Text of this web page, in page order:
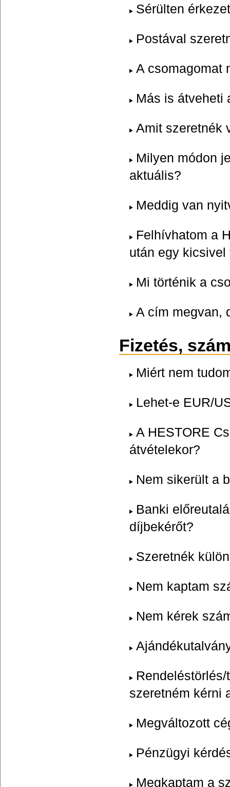
Sérülten
Postával
A csomagomat
Más is átveheti
Amit szeretnék
Milyen módon
aktuális?
Meddig van
Felhívhatom a
után egy
Mi történik a
A cím megvan,
Fizetés,
Miért nem
Lehet-e EUR/
A HESTORE
átvételekor?
Nem sikerült a
Banki
díjbekérőt?
Szeretnék
Nem kaptam
Nem kérek
szeretném kérni
Megváltozott
Pénzügyi
Megkaptam a